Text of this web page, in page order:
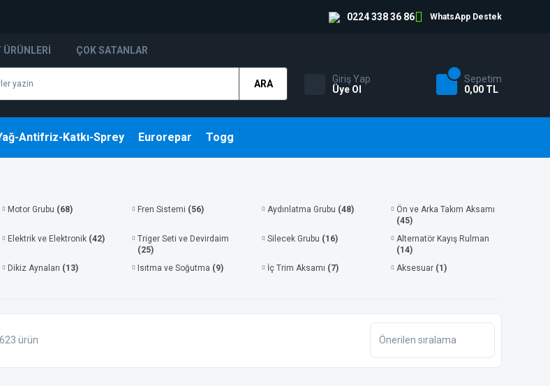
0224 338 36 86 WhatsApp Destek
ÜRÜNLERI ÇOK SATANLAR
ARA
Giriş Yap
Üye Ol
Sepetim
0,00 TL
Antifriz-Katkı-Sprey Eurorepar Togg
Motor Grubu (68) Fren Sistemi (56) Aydınlatma Grubu (48)
Ön ve Arka Takım Aksamı
(45)
Elektrik ve Elektronik (42)
Triger Seti ve Devirdaim
(25)
Silecek Grubu (16)
Alternatör Kayış Rulman
(14)
Dikiz Aynaları (13) Isıtma ve Soğutma (9) İç Trim Aksamı (7) Aksesuar (1)
ürün